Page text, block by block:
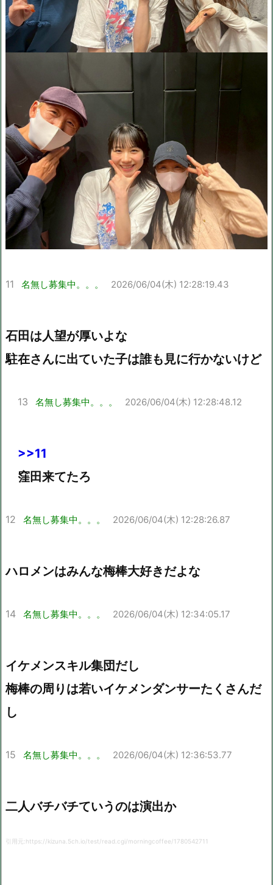
11 名無し募集中。。。 2026/06/04(木) 12:28:19.43
石田は人望が厚いよな
駐在さんに出ていた子は誰も見に行かないけど
13 名無し募集中。。。 2026/06/04(木) 12:28:48.12
>>11
窪田来てたろ
12 名無し募集中。。。 2026/06/04(木) 12:28:26.87
ハロメンはみんな梅棒大好きだよな
14 名無し募集中。。。 2026/06/04(木) 12:34:05.17
イケメンスキル集団だし
梅棒の周りは若いイケメンダンサーたくさんだ
し
15 名無し募集中。。。 2026/06/04(木) 12:36:53.77
二人バチバチていうのは演出か
引用元:https://kizuna.5ch.io/test/read.cgi/morningcoffee/1780542711